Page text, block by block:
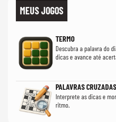
MEUS JOGOS
TERMO
Descubra a palavra do
dicas e avance até
PALAVRAS CRUZADAS
Interprete as dicas e
ritmo.